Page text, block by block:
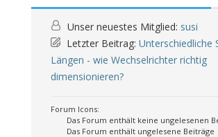
Unser neuestes Mitglied: susi
Letzter Beitrag: Unterschiedliche
Längen - wie Wechselrichter richtig
dimensionieren?
Forum Icons:
Das Forum enthält keine ungelesenen
Das Forum enthält ungelesene Beiträge